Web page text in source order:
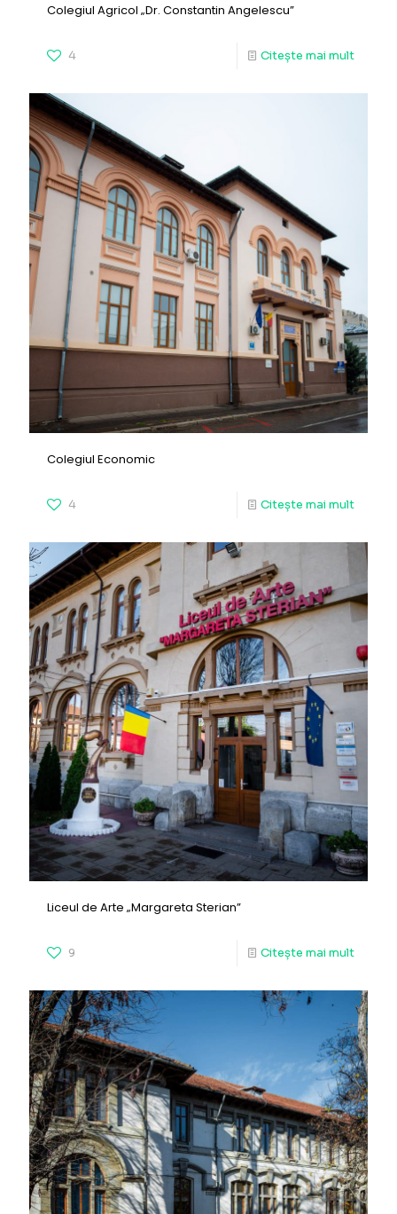
Colegiul Agricol „Dr. Constantin Angelescu”
4 Citește mai mult
Colegiul Economic
4 Citește mai mult
Liceul de Arte „Margareta Sterian”
9 Citește mai mult